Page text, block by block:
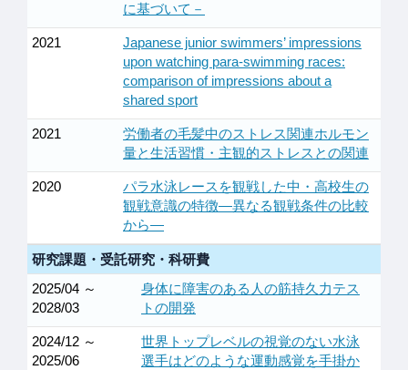
に基づいて－
2021
Japanese junior swimmers’ impressions
upon watching para-swimming races:
comparison of impressions about a
shared sport
2021
労働者の毛髪中のストレス関連ホルモン
量と生活習慣・主観的ストレスとの関連
2020
パラ水泳レースを観戦した中・高校生の
観戦意識の特徴―異なる観戦条件の比較
から―
研究課題・受託研究・科研費
2025/04 ～
2028/03
身体に障害のある人の筋持久力テス
トの開発
2024/12 ～
2025/06
世界トップレベルの視覚のない水泳
選手はどのような運動感覚を手掛か